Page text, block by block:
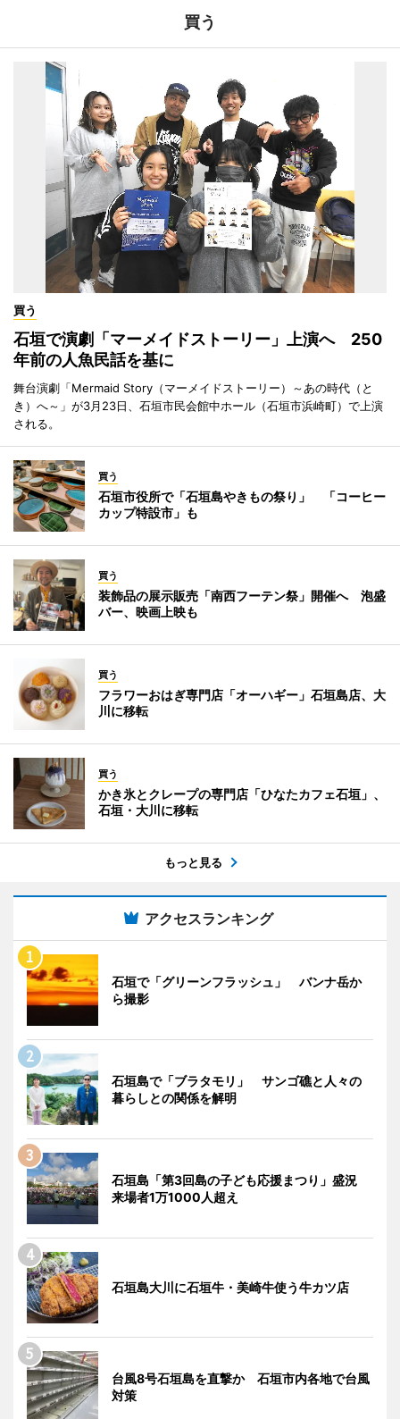
買う
買う
石垣で演劇「マーメイドストーリー」上演へ 250
年前の人魚民話を基に
舞台演劇「Mermaid Story（マーメイドストーリー）～あの時代（と
き）へ～」が3月23日、石垣市民会館中ホール（石垣市浜崎町）で上演
される。
買う
石垣市役所で「石垣島やきもの祭り」 「コーヒー
カップ特設市」も
買う
装飾品の展示販売「南西フーテン祭」開催へ 泡盛
バー、映画上映も
買う
フラワーおはぎ専門店「オーハギー」石垣島店、大
川に移転
買う
かき氷とクレープの専門店「ひなたカフェ石垣」、
石垣・大川に移転
もっと見る
アクセスランキング
石垣で「グリーンフラッシュ」 バンナ岳か
ら撮影
石垣島で「ブラタモリ」 サンゴ礁と人々の
暮らしとの関係を解明
石垣島「第3回島の子ども応援まつり」盛況
来場者1万1000人超え
石垣島大川に石垣牛・美崎牛使う牛カツ店
台風8号石垣島を直撃か 石垣市内各地で台風
対策